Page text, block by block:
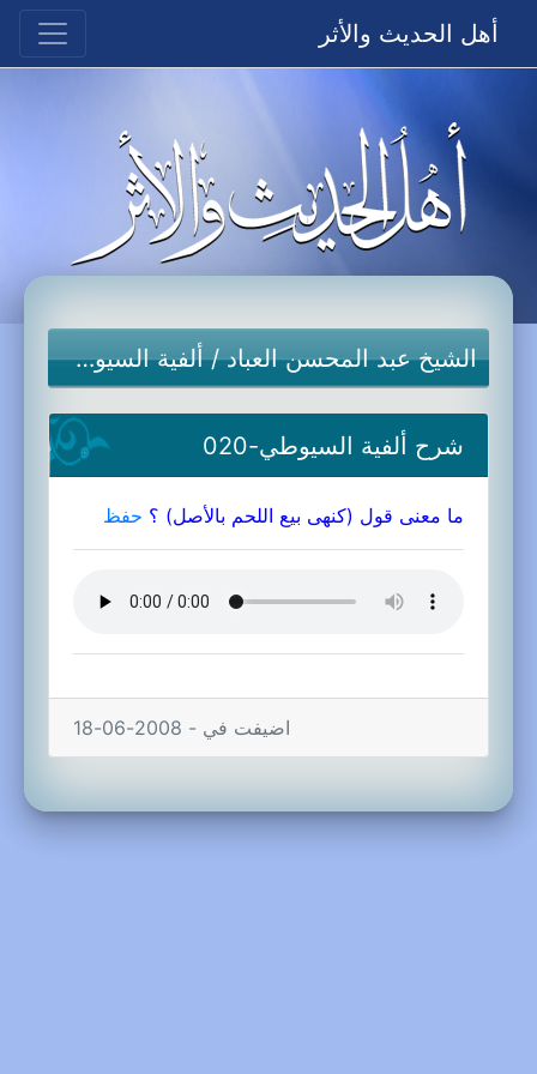
أهل الحديث والأثر
الشيخ عبد المحسن العباد/ألفية السيوطي
شرح ألفية السيوطي-020
ما معنى قول (كنهى بيع اللحم بالأصل) ؟ حفظ
اضيفت في - 2008-06-18